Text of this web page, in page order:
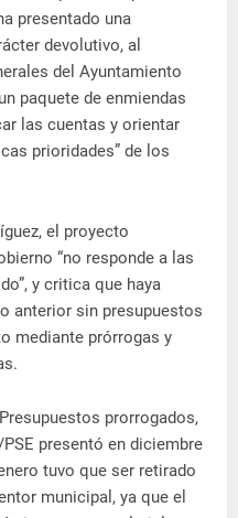
presentado una
devolutivo, al
del Ayuntamiento
paquete de enmiendas
las cuentas y orientar
prioridades” de los
el proyecto
“no responde a las
y critica que haya
anterior sin presupuestos
mediante prórrogas y
prorrogados,
presentó en diciembre
tuvo que ser retirado
municipal, ya que el